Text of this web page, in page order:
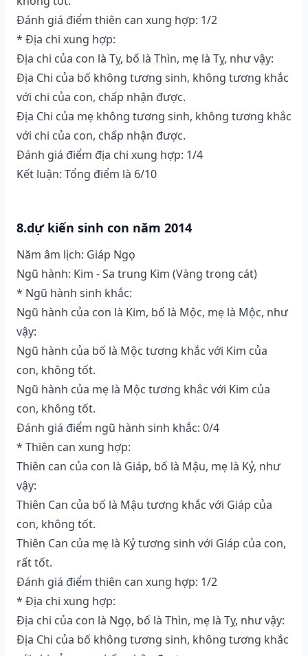
Đánh giá điểm thiên can xung hợp: 1/2
* Địa chi xung hợp:
Địa chi của con là Tỵ, bố là Thìn, mẹ là Tỵ, như vậy:
Địa Chi của bố không tương sinh, không tương khắc
với chi của con, chấp nhận được.
Địa Chi của mẹ không tương sinh, không tương khắc
với chi của con, chấp nhận được.
Đánh giá điểm địa chi xung hợp: 1/4
Kết luận: Tổng điểm là 6/10
8.dự kiến sinh con năm 2014
Năm âm lịch: Giáp Ngọ
Ngũ hành: Kim - Sa trung Kim (Vàng trong cát)
* Ngũ hành sinh khắc:
Ngũ hành của con là Kim, bố là Mộc, mẹ là Mộc, như
vậy:
Ngũ hành của bố là Mộc tương khắc với Kim của
con, không tốt.
Ngũ hành của mẹ là Mộc tương khắc với Kim của
con, không tốt.
Đánh giá điểm ngũ hành sinh khắc: 0/4
* Thiên can xung hợp:
Thiên can của con là Giáp, bố là Mậu, mẹ là Kỷ, như
vậy:
Thiên Can của bố là Mậu tương khắc với Giáp của
con, không tốt.
Thiên Can của mẹ là Kỷ tương sinh với Giáp của con,
rất tốt.
Đánh giá điểm thiên can xung hợp: 1/2
* Địa chi xung hợp:
Địa chi của con là Ngọ, bố là Thìn, mẹ là Tỵ, như vậy:
Địa Chi của bố không tương sinh, không tương khắc